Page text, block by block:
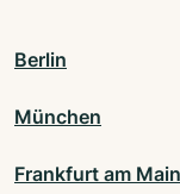
Berlin
München
Frankfurt am Main